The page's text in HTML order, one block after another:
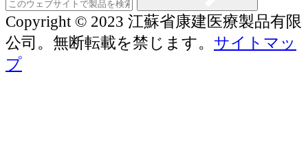
Copyright © 2023 江蘇省康建医療製品有限
公司。無断転載を禁じます。 サイトマッ
プ